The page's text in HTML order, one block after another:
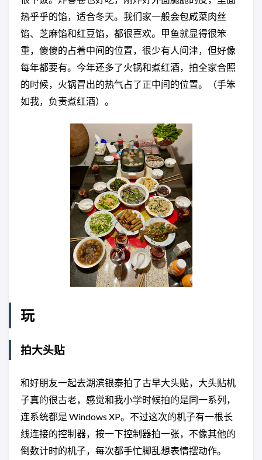
热乎乎的馅，适合冬天。我们家一般会包咸菜肉丝
馅、芝麻馅和红豆馅，都很喜欢。甲鱼就显得很笨
重，傻傻的占着中间的位置，很少有人问津，但好像
每年都要有。今年还多了火锅和煮红酒，拍全家合照
的时候，火锅冒出的热气占了正中间的位置。（手笨
如我，负责煮红酒）。
玩
拍大头贴
和好朋友一起去湖滨银泰拍了古早大头贴，大头贴机
子真的很古老，感觉和我小学时候拍的是同一系列，
连系统都是 Windows XP。不过这次的机子有一根长
线连接的控制器，按一下控制器拍一张，不像其他的
倒数计时的机子，每次都手忙脚乱想表情摆动作。